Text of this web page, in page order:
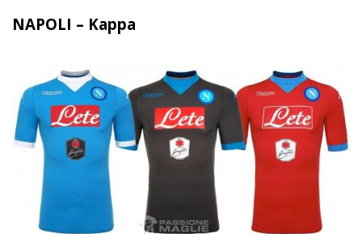
NAPOLI – Kappa